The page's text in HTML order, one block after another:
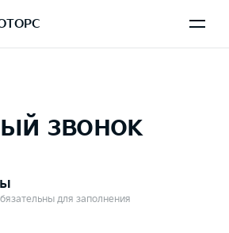
звонок
для заполнения